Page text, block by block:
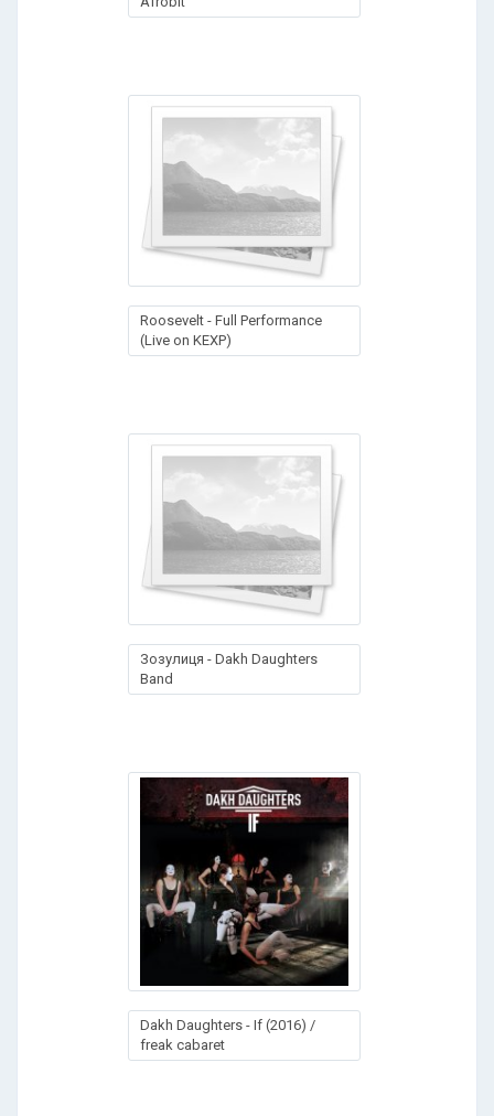
Roosevelt - Full Performance
(Live on KEXP)
Зозулиця - Dakh Daughters
Band
Dakh Daughters - If (2016) /
freak cabaret